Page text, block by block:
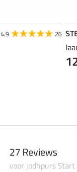
4.9 26
27 Reviews
voor jodhpurs Start